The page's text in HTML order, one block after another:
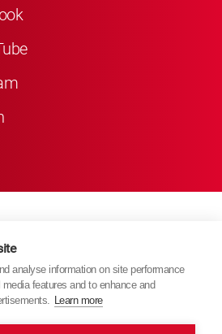
analyse information on site performance
features and to enhance and
Learn more